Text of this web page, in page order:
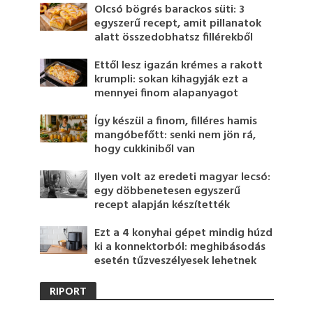
Olcsó bögrés barackos süti: 3
egyszerű recept, amit pillanatok
alatt összedobhatsz fillérekből
Ettől lesz igazán krémes a rakott
krumpli: sokan kihagyják ezt a
mennyei finom alapanyagot
Így készül a finom, filléres hamis
mangóbefőtt: senki nem jön rá,
hogy cukkiniből van
Ilyen volt az eredeti magyar lecsó:
egy döbbenetesen egyszerű
recept alapján készítették
Ezt a 4 konyhai gépet mindig húzd
ki a konnektorból: meghibásodás
esetén tűzveszélyesek lehetnek
RIPORT